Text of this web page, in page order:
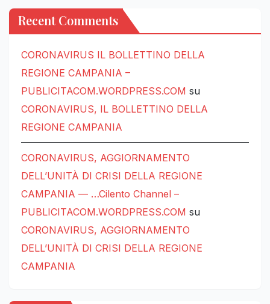
Recent Comments
CORONAVIRUS IL BOLLETTINO DELLA
REGIONE CAMPANIA –
PUBLICITACOM.WORDPRESS.COM su
CORONAVIRUS, IL BOLLETTINO DELLA
REGIONE CAMPANIA
CORONAVIRUS, AGGIORNAMENTO
DELL’UNITÀ DI CRISI DELLA REGIONE
CAMPANIA — …Cilento Channel –
PUBLICITACOM.WORDPRESS.COM su
CORONAVIRUS, AGGIORNAMENTO
DELL’UNITÀ DI CRISI DELLA REGIONE
CAMPANIA